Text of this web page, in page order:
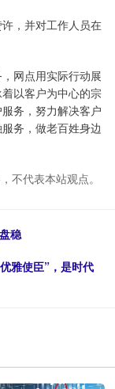
，并对工作人员在
网点用实际行动展
以客户为中心的宗
务，努力解决客户
务，做老百姓身边
不代表本站观点。
稳
雅使臣”，是时代